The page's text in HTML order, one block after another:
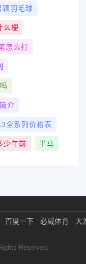
颖羽毛球
么梗
怎么打
介
全系列价格表
少年前 半马
百度一下 必威体育 大
Reserved.